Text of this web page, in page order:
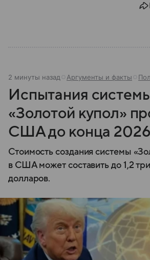
2 минуты назад Аргументы и факты
Испытания
«Золотой купол»
США до конца 2026
Стоимость создания системы
в США может составить до 1,2
долларов.